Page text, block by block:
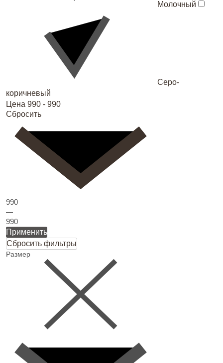
Молочный
Серо-
коричневый
Цена 990 - 990
Сбросить
990
—
990
Применить
Сбросить фильтры
Размер